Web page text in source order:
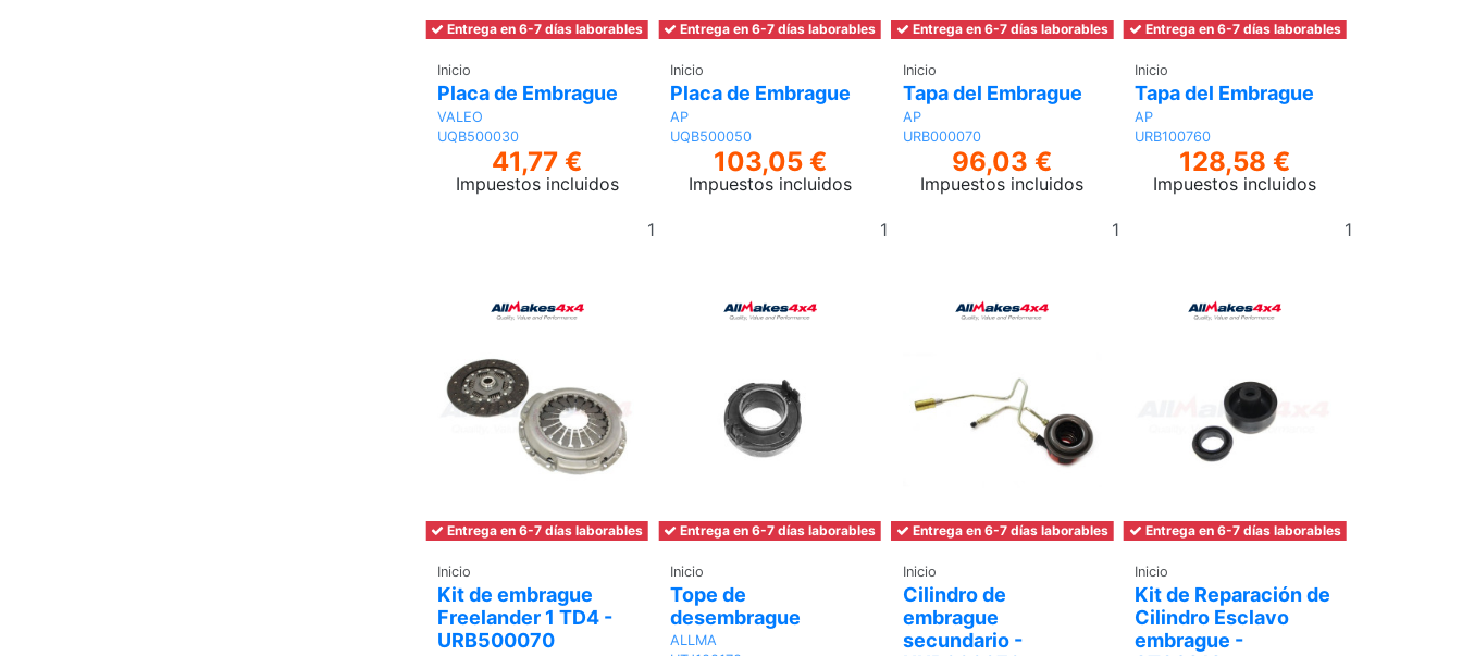
Entrega en 6-7 días laborables
Inicio
Placa de Embrague
VALEO
UQB500030
41,77 €
Impuestos incluidos
Entrega en 6-7 días laborables
Inicio
Placa de Embrague
AP
UQB500050
103,05 €
Impuestos incluidos
Entrega en 6-7 días laborables
Inicio
Tapa del Embrague
AP
URB000070
96,03 €
Impuestos incluidos
Entrega en 6-7 días laborables
Inicio
Tapa del Embrague
AP
URB100760
128,58 €
Impuestos incluidos
Entrega en 6-7 días laborables
Inicio
Kit de embrague
Freelander 1 TD4 -
URB500070
Entrega en 6-7 días laborables
Inicio
Tope de
desembrague
ALLMA
Entrega en 6-7 días laborables
Inicio
Cilindro de
embrague
secundario -
Entrega en 6-7 días laborables
Inicio
Kit de Reparación de
Cilindro Esclavo
embrague -